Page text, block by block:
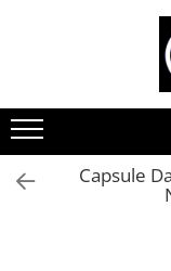
Cafea
Cafea Boabe
Capsule Cafea
Capsule